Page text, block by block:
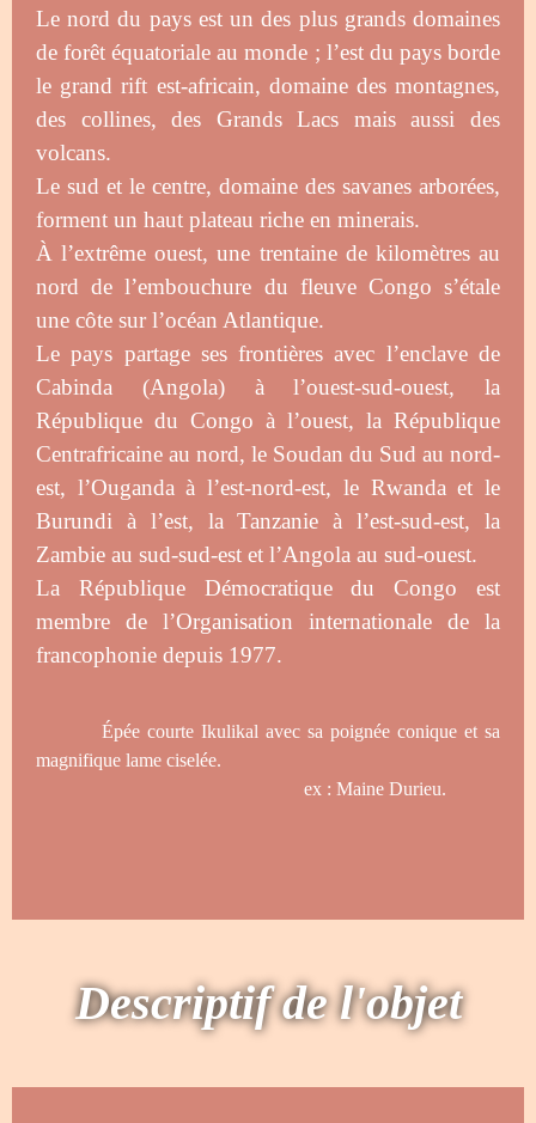
Le nord du pays est un des plus grands domaines
de forêt équatoriale au monde ; l’est du pays borde
le grand rift est-africain, domaine des montagnes,
des collines, des Grands Lacs mais aussi des
volcans.
Le sud et le centre, domaine des savanes arborées,
forment un haut plateau riche en minerais.
À l’extrême ouest, une trentaine de kilomètres au
nord de l’embouchure du fleuve Congo s’étale
une côte sur l’océan Atlantique.
Le pays partage ses frontières avec l’enclave de
Cabinda (Angola) à l’ouest-sud-ouest, la
République du Congo à l’ouest, la République
Centrafricaine au nord, le Soudan du Sud au nord-
est, l’Ouganda à l’est-nord-est, le Rwanda et le
Burundi à l’est, la Tanzanie à l’est-sud-est, la
Zambie au sud-sud-est et l’Angola au sud-ouest.
La République Démocratique du Congo est
membre de l’Organisation internationale de la
francophonie depuis 1977.
Épée courte Ikulikal avec sa poignée conique et sa
magnifique lame ciselée.
ex : Maine Durieu.
Descriptif de l'objet